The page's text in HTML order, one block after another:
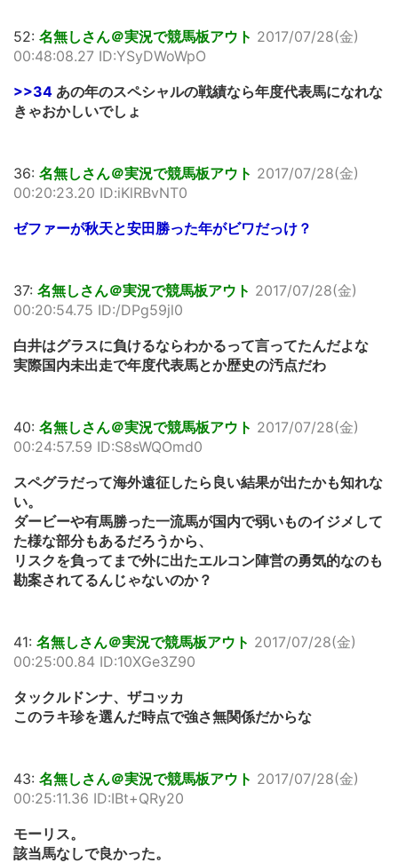
52: 名無しさん＠実況で競馬板アウト 2017/07/28(金)
00:48:08.27 ID:YSyDWoWpO
>>34 あの年のスペシャルの戦績なら年度代表馬になれな
きゃおかしいでしょ
36: 名無しさん＠実況で競馬板アウト 2017/07/28(金)
00:20:23.20 ID:iKlRBvNT0
ゼファーが秋天と安田勝った年がビワだっけ？
37: 名無しさん＠実況で競馬板アウト 2017/07/28(金)
00:20:54.75 ID:/DPg59jl0
白井はグラスに負けるならわかるって言ってたんだよな
実際国内未出走で年度代表馬とか歴史の汚点だわ
40: 名無しさん＠実況で競馬板アウト 2017/07/28(金)
00:24:57.59 ID:S8sWQOmd0
スペグラだって海外遠征したら良い結果が出たかも知れな
い。
ダービーや有馬勝った一流馬が国内で弱いものイジメして
た様な部分もあるだろうから、
リスクを負ってまで外に出たエルコン陣営の勇気的なのも
勘案されてるんじゃないのか？
41: 名無しさん＠実況で競馬板アウト 2017/07/28(金)
00:25:00.84 ID:10XGe3Z90
タックルドンナ、ザコッカ
このラキ珍を選んだ時点で強さ無関係だからな
43: 名無しさん＠実況で競馬板アウト 2017/07/28(金)
00:25:11.36 ID:IBt+QRy20
モーリス。
該当馬なしで良かった。